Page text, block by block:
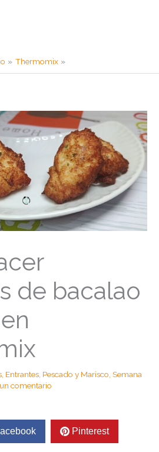
Thermomix
de bacalao
Entrantes Pescado y Marisco Semana
comentario
Pinterest